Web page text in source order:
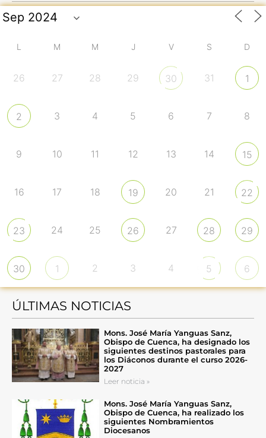
L M M J V S D
26 27 28 29 30 31 1
2 3 4 5 6 7 8
9 10 11 12 13 14 15
16 17 18 19 20 21 22
23 24 25 26 27 28 29
30 1 2 3 4 5 6
ÚLTIMAS NOTICIAS
Mons. José María Yanguas Sanz,
Obispo de Cuenca, ha designado los
siguientes destinos pastorales para
los Diáconos durante el curso 2026-
2027
Leer noticia »
Mons. José María Yanguas Sanz,
Obispo de Cuenca, ha realizado los
siguientes Nombramientos
Diocesanos